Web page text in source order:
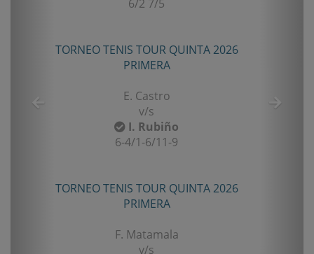
6/2 7/5
TORNEO TENIS TOUR QUINTA 2026
PRIMERA
E. Castro
I. Rubiño
6-4/1-6/11-9
TORNEO TENIS TOUR QUINTA 2026
PRIMERA
F. Matamala